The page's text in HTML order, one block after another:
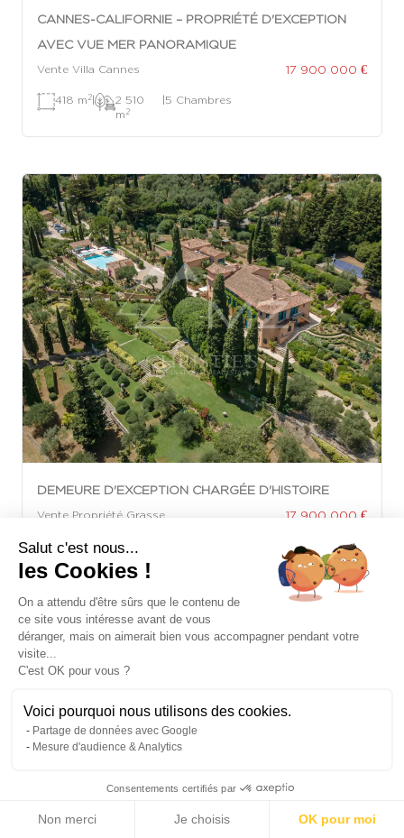
CANNES-CALIFORNIE – PROPRIÉTÉ D'EXCEPTION
AVEC VUE MER PANORAMIQUE
Vente Villa Cannes 17 900 000 €
418 m 2|
2 510
m 2
|5 Chambres
DEMEURE D'EXCEPTION CHARGÉE D'HISTOIRE
Vente Propriété Grasse 17 900 000 €
919 m
55 000
Salut c'est nous...
les Cookies !
On a attendu d'être sûrs que le contenu de
ce site vous intéresse avant de vous
déranger, mais on aimerait bien vous accompagner pendant votre
visite...
C'est OK pour vous ?
Voici pourquoi nous utilisons des cookies.
Partage de données avec Google
Mesure d'audience & Analytics
Consentements certifiés par
Non merci Je choisis OK pour moi